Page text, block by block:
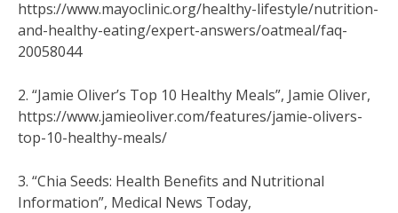
https://www.mayoclinic.org/healthy-lifestyle/nutrition-
and-healthy-eating/expert-answers/oatmeal/faq-
20058044
2. “Jamie Oliver’s Top 10 Healthy Meals”, Jamie Oliver,
https://www.jamieoliver.com/features/jamie-olivers-
top-10-healthy-meals/
3. “Chia Seeds: Health Benefits and Nutritional
Information”, Medical News Today,